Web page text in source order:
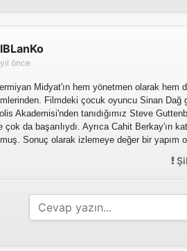
önce
Midyat'ın hem yönetmen olarak hem
Filmdeki çocuk oyuncu Sinan Dağ
Akademisi'nden tanıdığımız Steve
çok da başarılıydı. Ayrıca Cahit Berkay'ın
Sonuç olarak izlemeye değer bir yapım